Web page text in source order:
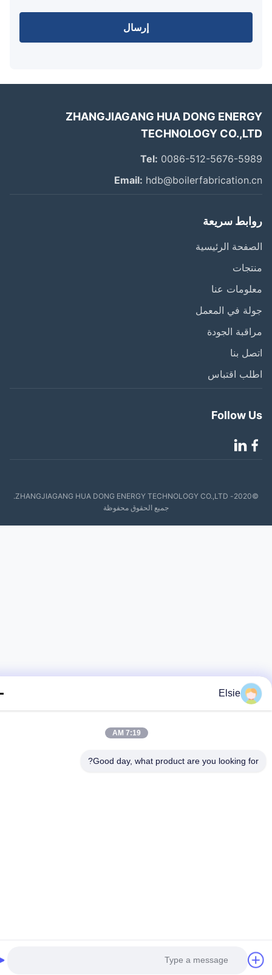
إرسال
ZHANGJIAGANG HUA DONG
TECHNOLOGY
Tel:0086-512-5676-
Email:
سريعة
الرئيسية
عنا
في المعمل
الجودة
بنا
اقتباس
Follow
©2020- ZHANGJIAGANG HUA DONG ENERGY TECHNOLOGY CO.,LTD.
جميع الحقوق محفوظة
Elsie
7:19 AM
Good day, what product are you looking